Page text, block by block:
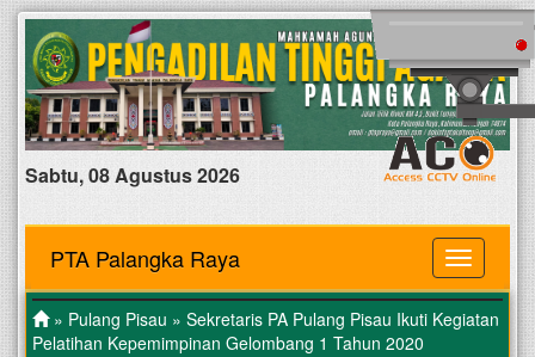
Sabtu, 08 Agustus 2026
MENU
PTA Palangka Raya
» Pulang Pisau » Sekretaris PA Pulang Pisau Ikuti Kegiatan
Pelatihan Kepemimpinan Gelombang 1 Tahun 2020